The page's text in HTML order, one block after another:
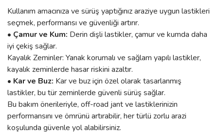
Kullanım amacınıza ve sürüş yaptığınız araziye uygun lastikleri
seçmek, performansı ve güvenliği artırır.
• Çamur ve Kum: Derin dişli lastikler, çamur ve kumda daha
iyi çekiş sağlar.
Kayalık Zeminler: Yanak korumalı ve sağlam yapılı lastikler,
kayalık zeminlerde hasar riskini azaltır.
• Kar ve Buz: Kar ve buz için özel olarak tasarlanmış
lastikler, bu tür zeminlerde güvenli sürüş sağlar.
Bu bakım önerileriyle, off-road jant ve lastiklerinizin
performansını ve ömrünü artırabilir, her türlü zorlu arazi
koşulunda güvenle yol alabilirsiniz.